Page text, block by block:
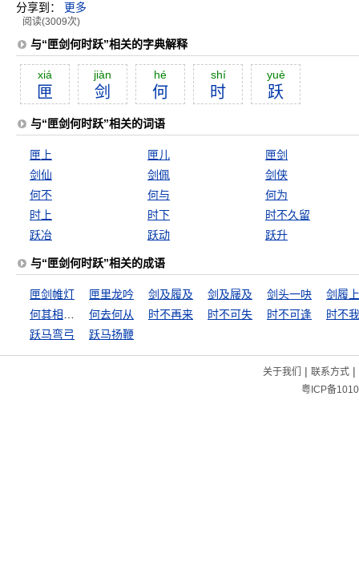
分享到： 更多
阅读(3009次)
与“匣剑何时跃”相关的字典解释
xiá
匣
jiàn
剑
hé
何
shí
时
yuè
跃
与“匣剑何时跃”相关的词语
匣上 匣儿
匣剑
剑仙
剑佩
剑侠
何不
何与
何为
时上
时下
时不久留
跃冶
跃动 跃升
与“匣剑何时跃”相关的成语
匣剑帷灯 匣里龙吟 剑及履及 剑及屦及 剑头一吷
剑履
何去何从 时不再来 时不可失 时不可逢
时不
跃马弯弓
跃马扬鞭
关于我们 | 联系方式|
粤ICP备